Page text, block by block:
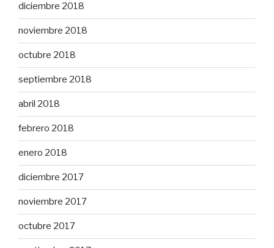
diciembre 2018
noviembre 2018
octubre 2018
septiembre 2018
abril 2018
febrero 2018
enero 2018
diciembre 2017
noviembre 2017
octubre 2017